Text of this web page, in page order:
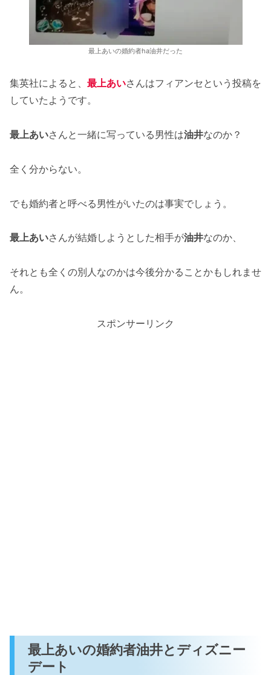
最上あいの婚約者ha油井だった
集英社によると、 最上あいさんはフィアンセという投稿を
していたようです。
最上あいさんと一緒に写っている男性は油井なのか？
全く分からない。
でも婚約者と呼べる男性がいたのは事実でしょう。
最上あいさんが結婚しようとした相手が油井なのか、
それとも全くの別人なのかは今後分かることかもしれませ
ん。
スポンサーリンク
最上あいの婚約者油井とディズニー
デート